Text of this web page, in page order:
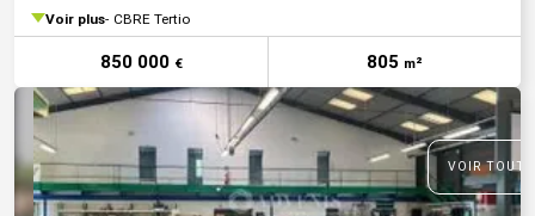
Voir plus CBRE Tertio
850 000 € 805 m²
VOIR